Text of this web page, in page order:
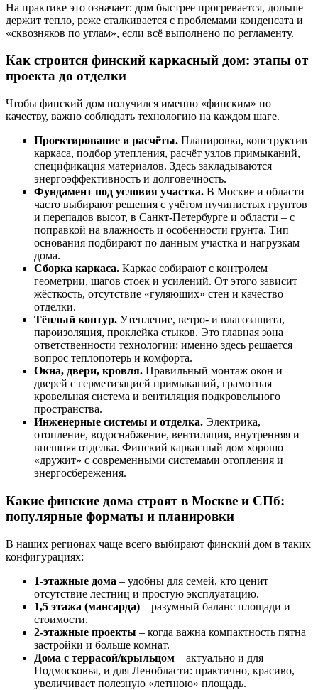
На практике это означает: дом быстрее прогревается, дольше
держит тепло, реже сталкивается с проблемами конденсата и
«сквозняков по углам», если всё выполнено по регламенту.
Как строится финский каркасный дом: этапы от
проекта до отделки
Чтобы финский дом получился именно «финским» по
качеству, важно соблюдать технологию на каждом шаге.
Проектирование и расчёты. Планировка, конструктив
каркаса, подбор утепления, расчёт узлов примыканий,
спецификация материалов. Здесь закладываются
энергоэффективность и долговечность.
Фундамент под условия участка. В Москве и области
часто выбирают решения с учётом пучинистых грунтов
и перепадов высот, в Санкт-Петербурге и области – с
поправкой на влажность и особенности грунта. Тип
основания подбирают по данным участка и нагрузкам
дома.
Сборка каркаса. Каркас собирают с контролем
геометрии, шагов стоек и усилений. От этого зависит
жёсткость, отсутствие «гуляющих» стен и качество
отделки.
Тёплый контур. Утепление, ветро- и влагозащита,
пароизоляция, проклейка стыков. Это главная зона
ответственности технологии: именно здесь решается
вопрос теплопотерь и комфорта.
Окна, двери, кровля. Правильный монтаж окон и
дверей с герметизацией примыканий, грамотная
кровельная система и вентиляция подкровельного
пространства.
Инженерные системы и отделка. Электрика,
отопление, водоснабжение, вентиляция, внутренняя и
внешняя отделка. Финский каркасный дом хорошо
«дружит» с современными системами отопления и
энергосбережения.
Какие финские дома строят в Москве и СПб:
популярные форматы и планировки
В наших регионах чаще всего выбирают финский дом в таких
конфигурациях:
1-этажные дома – удобны для семей, кто ценит
отсутствие лестниц и простую эксплуатацию.
1,5 этажа (мансарда) – разумный баланс площади и
стоимости.
2-этажные проекты – когда важна компактность пятна
застройки и больше комнат.
Дома с террасой/крыльцом – актуально и для
Подмосковья, и для Ленобласти: практично, красиво,
увеличивает полезную «летнюю» площадь.